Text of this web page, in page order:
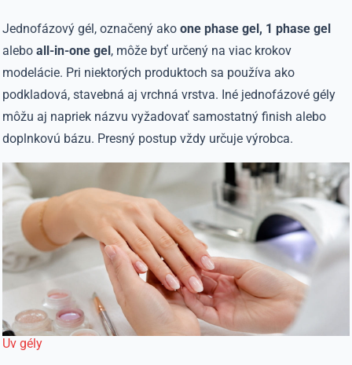
Jednofázový gél, označený akoone phase gel, 1 phase gel
aleboall-in-one gel, môže byť určený na viac krokov
modelácie. Pri niektorých produktoch sa používa ako
podkladová, stavebná aj vrchná vrstva. Iné jednofázové gély
môžu aj napriek názvu vyžadovať samostatný finish alebo
doplnkovú bázu. Presný postup vždy určuje výrobca.
Uv gély